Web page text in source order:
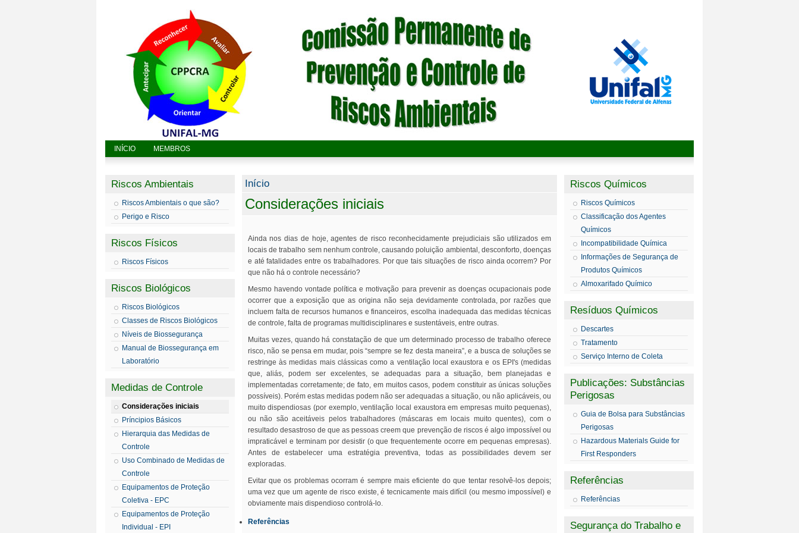
INÍCIO MEMBROS
Riscos Ambientais
Riscos Ambientais o que são?
Perigo e Risco
Riscos Físicos
Riscos Físicos
Riscos Biológicos
Riscos Biológicos
Classes de Riscos Biológicos
Níveis de Biossegurança
Manual de Biossegurança em
Laboratório
Medidas de Controle
Considerações iniciais
Príncipios Básicos
Hierarquia das Medidas de
Controle
Uso Combinado de Medidas de
Controle
Equipamentos de Proteção
Coletiva - EPC
Equipamentos de Proteção
Individual - EPI
Você está aqui
Início
Considerações iniciais
Ainda nos dias de hoje, agentes de risco reconhecidamente prejudiciais são utilizados em
locais de trabalho sem nenhum controle, causando poluição ambiental, desconforto, doenças
e até fatalidades entre os trabalhadores. Por que tais situações de risco ainda ocorrem? Por
que não há o controle necessário?
Mesmo havendo vontade política e motivação para prevenir as doenças ocupacionais pode
ocorrer que a exposição que as origina não seja devidamente controlada, por razões que
incluem falta de recursos humanos e financeiros, escolha inadequada das medidas técnicas
de controle, falta de programas multidisciplinares e sustentáveis, entre outras.
Muitas vezes, quando há constatação de que um determinado processo de trabalho oferece
risco, não se pensa em mudar, pois “sempre se fez desta maneira”, e a busca de soluções se
restringe às medidas mais clássicas como a ventilação local exaustora e os EPI's (medidas
que, aliás, podem ser excelentes, se adequadas para a situação, bem planejadas e
implementadas corretamente; de fato, em muitos casos, podem constituir as únicas soluções
possíveis). Porém estas medidas podem não ser adequadas a situação, ou não aplicáveis, ou
muito dispendiosas (por exemplo, ventilação local exaustora em empresas muito pequenas),
ou não são aceitáveis pelos trabalhadores (máscaras em locais muito quentes), com o
resultado desastroso de que as pessoas creem que prevenção de riscos é algo impossível ou
impraticável e terminam por desistir (o que frequentemente ocorre em pequenas empresas).
Antes de estabelecer uma estratégia preventiva, todas as possibilidades devem ser
exploradas.
Evitar que os problemas ocorram é sempre mais eficiente do que tentar resolvê-los depois;
uma vez que um agente de risco existe, é tecnicamente mais difícil (ou mesmo impossível) e
obviamente mais dispendioso controlá-lo.
Referências
Riscos Químicos
Riscos Químicos
Classificação dos Agentes
Químicos
Incompatibilidade Química
Informações de Segurança de
Produtos Químicos
Almoxarifado Químico
Resíduos Químicos
Descartes
Tratamento
Serviço Interno de Coleta
Publicações: Substâncias
Perigosas
Guia de Bolsa para Substâncias
Perigosas
Hazardous Materials Guide for
First Responders
Referências
Referências
Segurança do Trabalho e